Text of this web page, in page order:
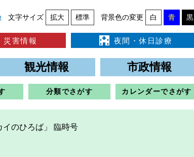
文字サイズ 拡大 標準 背景色の変更 白 青 黒
災害情報 夜間・休日診療
観光情報 市政情報
分類でさがす カレンダーでさがす
イのひろば」 臨時号